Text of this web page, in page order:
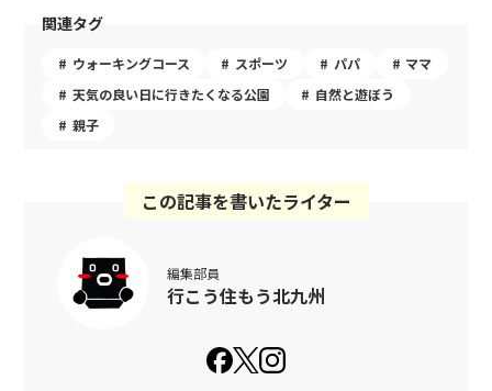
関連タグ
ウォーキングコース スポーツ パパ
ママ
天気の良い日に行きたくなる公園
自然と遊ぼう
親子
この記事を書いたライター
編集部員
行こう住もう北九州